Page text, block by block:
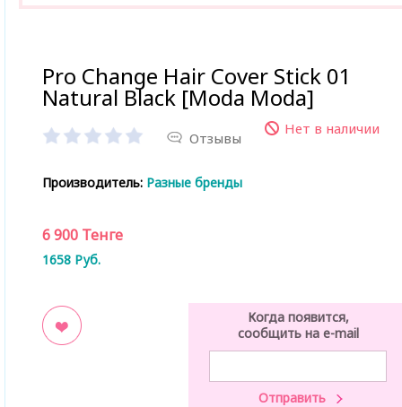
Pro Change Hair Cover Stick 01
Natural Black [Moda Moda]
Отзывы
Нет в наличии
Производитель: Разные бренды
6 900 Тенге
1658 Руб.
Когда появится,
сообщить на e-mail